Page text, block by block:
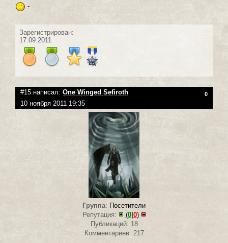
-
Зарегистрирован:
17.09.2011
#15 написал: One Winged Sefiroth 0
10 ноября 2011 19:35
Группа: Посетители
Репутация:
(0| 0)
Публикаций: 18
Комментариев: 217